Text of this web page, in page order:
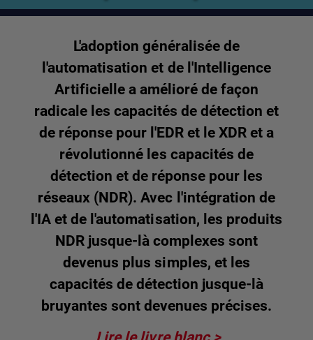
L'adoption généralisée de
l'automatisation et de l'Intelligence
Artificielle a amélioré de façon
radicale les capacités de détection et
de réponse pour l'EDR et le XDR et a
révolutionné les capacités de
détection et de réponse pour les
réseaux (NDR). Avec l'intégration de
l'IA et de l'automatisation, les produits
NDR jusque-là complexes sont
devenus plus simples, et les
capacités de détection jusque-là
bruyantes sont devenues précises.